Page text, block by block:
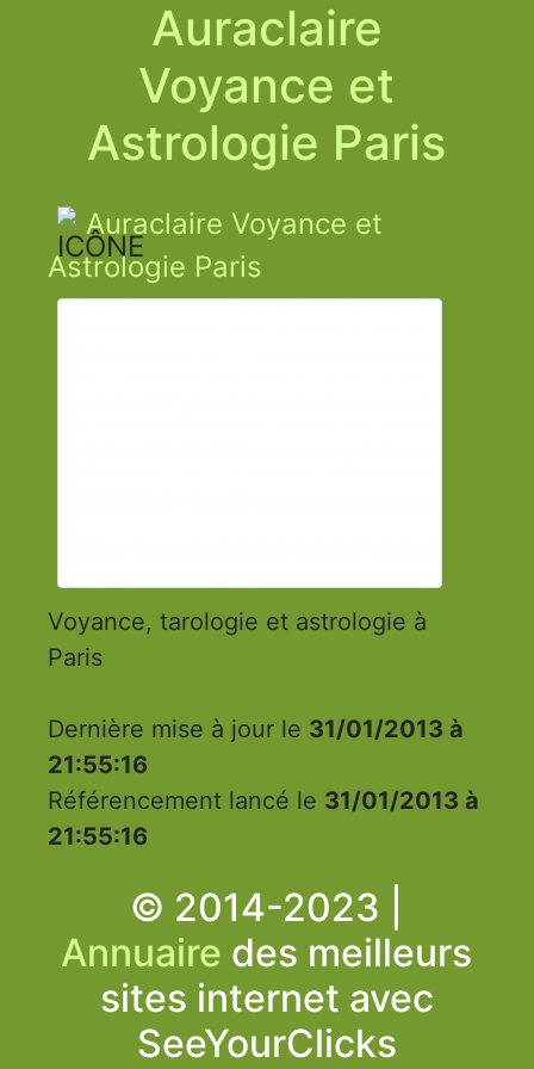
Auraclaire
Voyance et
Astrologie Paris
Auraclaire Voyance et
Astrologie Paris
Voyance, tarologie et astrologie à
Paris
Dernière mise à jour le 31/01/2013 à
21:55:16
Référencement lancé le 31/01/2013 à
21:55:16
© 2014-2023 |
Annuaire des meilleurs
sites internet avec
SeeYourClicks